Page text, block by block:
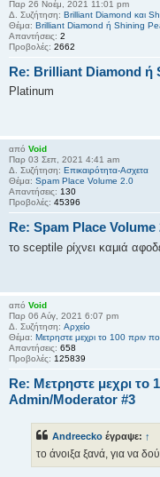
Παρ 26 Νοέμ, 2021 11:01 pm
Δ. Συζήτηση: Brilliant Diamond και
Θέμα: Brilliant Diamond ή Shining
Απαντήσεις: 2
Προβολές: 2662
Re: Brilliant Diamond ή
Platinum
από Void
Παρ 03 Σεπ, 2021 4:41 am
Δ. Συζήτηση: Επικαιρότητα-Ασχετα
Θέμα: Spam Place Volume 2.0
Απαντήσεις: 130
Προβολές: 45396
Re: Spam Place Volume
το sceptile ρίχνει καμιά
από Void
Παρ 06 Αύγ, 2021 6:07 pm
Δ. Συζήτηση: Αρχείο
Θέμα: Μετρηστε μεχρι το 100 πριν
Απαντήσεις: 658
Προβολές: 125839
Re: Μετρηστε μεχρι το
Admin/Moderator #3
Andreecko έγραψε: ↑
το άνοιξα ξανά, για να